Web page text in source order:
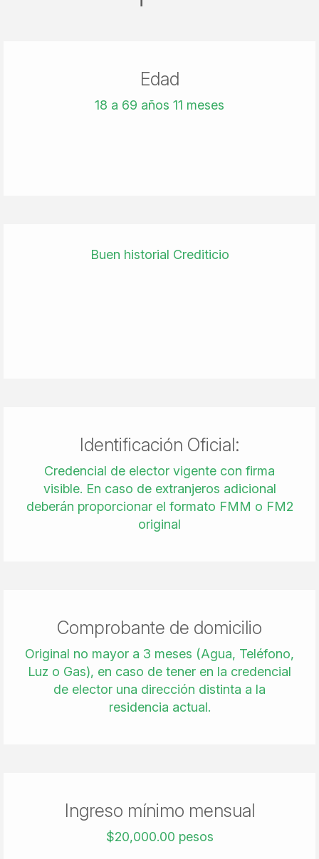
Edad
18 a 69 años 11 meses
Buen historial Crediticio
Identificación Oficial:
Credencial de elector vigente con firma
visible. En caso de extranjeros adicional
deberán proporcionar el formato FMM o FM2
original
Comprobante de domicilio
Original no mayor a 3 meses (Agua, Teléfono,
Luz o Gas), en caso de tener en la credencial
de elector una dirección distinta a la
residencia actual.
Ingreso mínimo mensual
$20,000.00 pesos